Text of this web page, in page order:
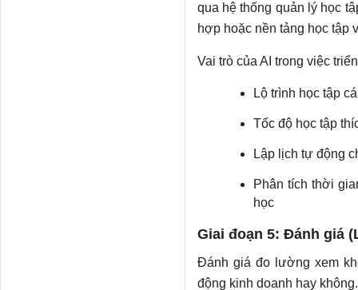
qua hệ thống quản lý học
hợp hoặc nền tảng học tập
Vai trò của AI trong việc
Lộ trình học tập
Tốc độ học tập
Lập lịch tự động
Phân tích thời
học
Giai đoạn 5: Đánh giá
Đánh giá đo lường xem
động kinh doanh hay không.